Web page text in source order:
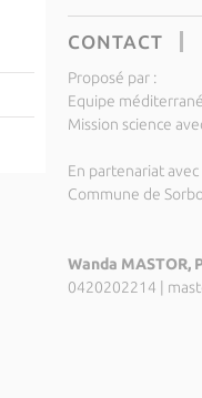
CONTACT
Proposé par :
Equipe
Mission science
En partenariat avec
Commune de
Wanda
0420202214